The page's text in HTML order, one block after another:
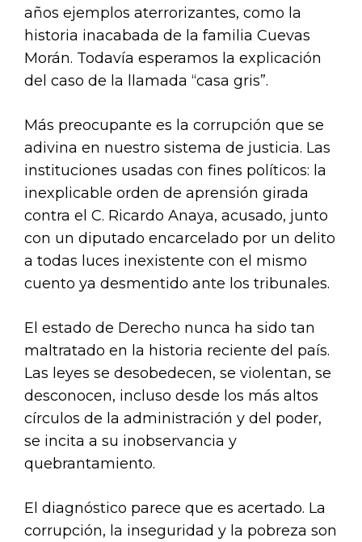
años ejemplos aterrorizantes, como la
historia inacabada de la familia Cuevas
Morán. Todavía esperamos la explicación
del caso de la llamada “casa gris”.
Más preocupante es la corrupción que se
adivina en nuestro sistema de justicia. Las
instituciones usadas con fines políticos: la
inexplicable orden de aprensión girada
contra el C. Ricardo Anaya, acusado, junto
con un diputado encarcelado por un delito
a todas luces inexistente con el mismo
cuento ya desmentido ante los tribunales.
El estado de Derecho nunca ha sido tan
maltratado en la historia reciente del país.
Las leyes se desobedecen, se violentan, se
desconocen, incluso desde los más altos
círculos de la administración y del poder,
se incita a su inobservancia y
quebrantamiento.
El diagnóstico parece que es acertado. La
corrupción, la inseguridad y la pobreza son